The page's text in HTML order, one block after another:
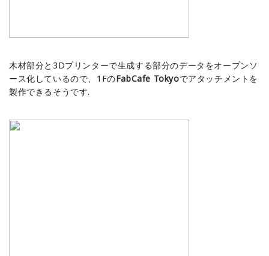
木材部分と3Dプリンターで生成する部分のデータをオープンソ
ース化しているので、1FのFabCafe Tokyoでアタッチメントを
製作できるそうです.